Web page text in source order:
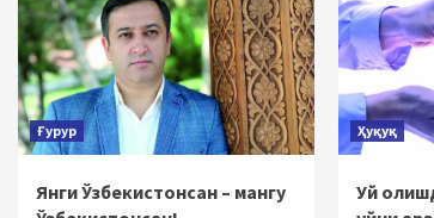
Ғурур
Янги Ўзбекистонсан – мангу
Ҳуқуқ
Уй